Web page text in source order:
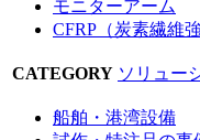
モニターアーム
CFRP（炭素繊維
CATEGORY ソリュー
船舶・港湾設備